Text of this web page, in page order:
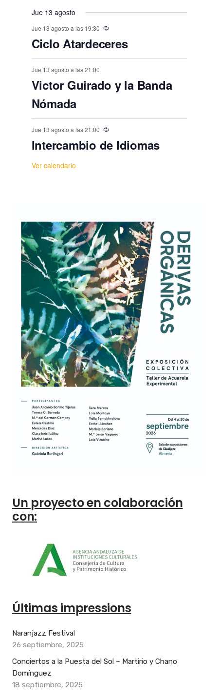
o
s
,
,
,
Jue 13 agosto
Jue 13 agosto a las 19:30
Ciclo Atardeceres
Jue 13 agosto a las 21:00
Victor Guirado y la Banda
Nómada
Jue 13 agosto a las 21:00
Intercambio de Idiomas
Ver calendario
Un proyecto en colaboración
con:
Últimas impressions
Naranjazz Festival
26 septiembre, 2025
Conciertos a la Puesta del Sol – Martirio y Chano
Domínguez
18 septiembre, 2025